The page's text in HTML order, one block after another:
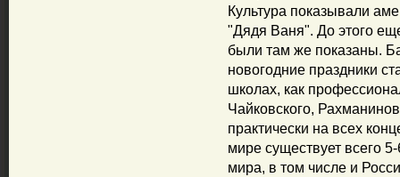
Культура показывали
"Дядя Ваня". До этого
были там же показаны.
новогодние праздники
школах, как
Чайковского,
практически на всех
мире существует всего
мира, в том числе и